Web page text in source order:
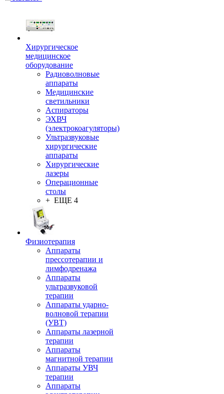
Хирургическое
медицинское
оборудование
Радиоволновые
аппараты
Медицинские
светильники
Аспираторы
ЭХВЧ
(электрокоагуляторы)
Ультразвуковые
хирургические
аппараты
Хирургические
лазеры
Операционные
столы
+ ЕЩЕ 4
Физиотерапия
Аппараты
прессотерапии и
лимфодренажа
Аппараты
ультразвуковой
терапии
Аппараты ударно-
волновой терапии
(УВТ)
Аппараты лазерной
терапии
Аппараты
магнитной терапии
Аппараты УВЧ
терапии
Аппараты